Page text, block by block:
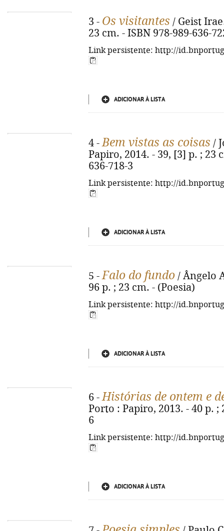
3 - Os visitantes / Geist
23 cm. - ISBN 978-989-636-
Link persistente: http://
ADICIONAR À LISTA
4 -Bem vistas as coisas /
Papiro, 2014. - 39, [3] p. ; 23
636-718-3
Link persistente: http://
ADICIONAR À LISTA
5 -Falo do fundo / Ângelo
96 p. ; 23 cm. - (Poesia)
Link persistente: http://
ADICIONAR À LISTA
6 -Histórias de ontem e
Porto : Papiro, 2013. - 40 p. ;
6
Link persistente: http://
ADICIONAR À LISTA